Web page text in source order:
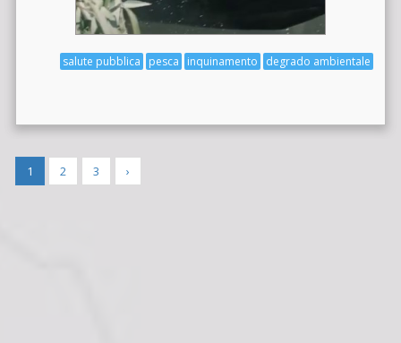
degrado ambientale
inquinamento
pesca
salute pubblica
1 2 3 ›